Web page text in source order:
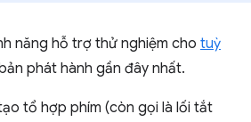
năng hỗ trợ thử nghiệm cho tuỳ
phát hành gần đây nhất.
tổ hợp phím (còn gọi là lối tắt